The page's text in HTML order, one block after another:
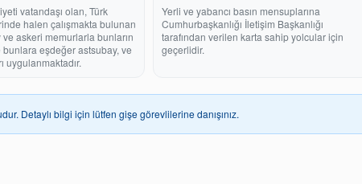
vatandaşı olan, Türk
halen çalışmakta bulunan
askeri memurlarla bunların
bunlara eşdeğer astsubay, ve
uygulanmaktadır.
Yerli ve yabancı basın mensuplarına
Cumhurbaşkanlığı İletişim Başkanlığı
tarafından verilen karta sahip yolcular için
geçerlidir.
Detaylı bilgi için lütfen gişe görevlilerine danışınız.